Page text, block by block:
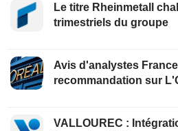
Le titre Rheinmetall
trimestriels du groupe
Avis d'analystes
recommandation sur
VALLOUREC :